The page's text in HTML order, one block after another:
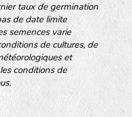
taux de germination
de date limite
semences varie
de cultures, de
et
conditions de